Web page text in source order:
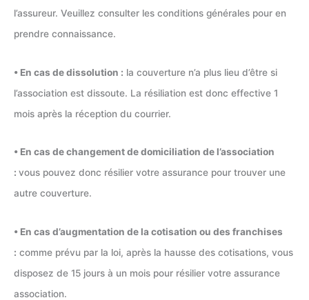
l’assureur. Veuillez consulter les conditions générales pour en
prendre connaissance.
• En cas de dissolution : la couverture n’a plus lieu d’être si
l’association est dissoute. La résiliation est donc effective 1
mois après la réception du courrier.
• En cas de changement de domiciliation de l’association
: vous pouvez donc résilier votre assurance pour trouver une
autre couverture.
• En cas d’augmentation de la cotisation ou des franchises
: comme prévu par la loi, après la hausse des cotisations, vous
disposez de 15 jours à un mois pour résilier votre assurance
association.